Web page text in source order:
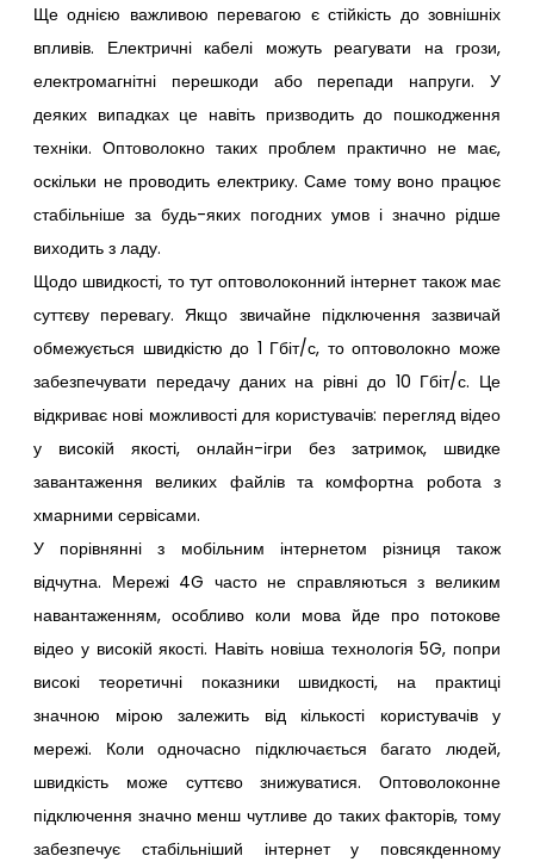
Ще однією важливою перевагою є стійкість до зовнішніх
впливів. Електричні кабелі можуть реагувати на грози,
електромагнітні перешкоди або перепади напруги. У
деяких випадках це навіть призводить до пошкодження
техніки. Оптоволокно таких проблем практично не має,
оскільки не проводить електрику. Саме тому воно працює
стабільніше за будь-яких погодних умов і значно рідше
виходить з ладу.
Щодо швидкості, то тут оптоволоконний інтернет також має
суттєву перевагу. Якщо звичайне підключення зазвичай
обмежується швидкістю до 1 Гбіт/с, то оптоволокно може
забезпечувати передачу даних на рівні до 10 Гбіт/с. Це
відкриває нові можливості для користувачів: перегляд відео
у високій якості, онлайн-ігри без затримок, швидке
завантаження великих файлів та комфортна робота з
хмарними сервісами.
У порівнянні з мобільним інтернетом різниця також
відчутна. Мережі 4G часто не справляються з великим
навантаженням, особливо коли мова йде про потокове
відео у високій якості. Навіть новіша технологія 5G, попри
високі теоретичні показники швидкості, на практиці
значною мірою залежить від кількості користувачів у
мережі. Коли одночасно підключається багато людей,
швидкість може суттєво знижуватися. Оптоволоконне
підключення значно менш чутливе до таких факторів, тому
забезпечує стабільніший інтернет у повсякденному